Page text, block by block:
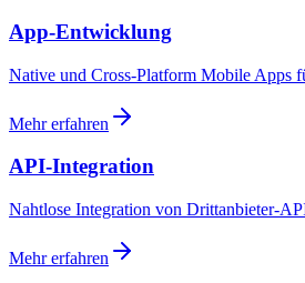
App-Entwicklung
Native und Cross-Platform Mobile Apps
Mehr erfahren
API-Integration
Nahtlose Integration von Drittanbieter-
Mehr erfahren